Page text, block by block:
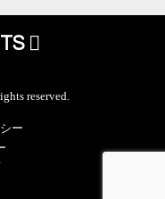
reserved.
ー